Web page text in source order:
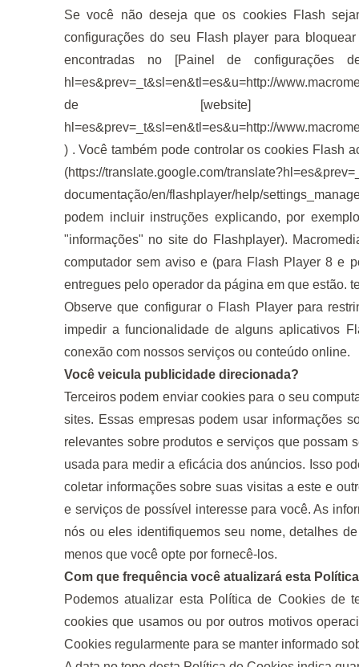
Se você não deseja que os cookies Flash
configurações do seu Flash player para
encontradas no [Painel de configurações de
hl=es&prev=_t&sl=en&tl=es&u=http://
de [website] (https:/ /
hl=es&prev=_t&sl=en&tl=es&u=http://
) . Você também pode controlar os cookies Flash
(https://translate.google.com/
documentação/en/flashplayer/help/
podem incluir instruções explicando, por
"informações" no site do Flashplayer).
computador sem aviso e (para Flash Player 8 e
entregues pelo operador da página em que estão.
Observe que configurar o Flash Player para
impedir a funcionalidade de alguns aplicativos
conexão com nossos serviços ou conteúdo online.
Você veicula publicidade direcionada?
Terceiros podem enviar cookies para o seu
sites. Essas empresas podem usar informações
relevantes sobre produtos e serviços que possam
usada para medir a eficácia dos anúncios. Isso
coletar informações sobre suas visitas a este e
e serviços de possível interesse para você. As
nós ou eles identifiquemos seu nome, detalhes
menos que você opte por fornecê-los.
Com que frequência você atualizará esta
Podemos atualizar esta Política de Cookies de
cookies que usamos ou por outros motivos
Cookies regularmente para se manter informado